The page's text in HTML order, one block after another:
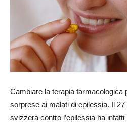
Cambiare la terapia farmacologica
sorprese ai malati di epilessia. Il
svizzera contro l’epilessia ha